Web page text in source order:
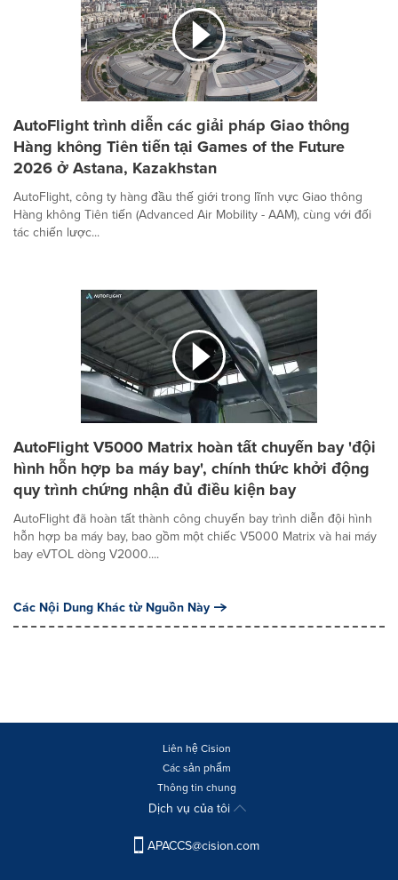
AutoFlight trình diễn các giải pháp Giao thông
Hàng không Tiên tiến tại Games of the Future
2026 ở Astana, Kazakhstan
AutoFlight, công ty hàng đầu thế giới trong lĩnh vực Giao thông
Hàng không Tiên tiến (Advanced Air Mobility - AAM), cùng với đối
tác chiến lược...
AutoFlight V5000 Matrix hoàn tất chuyến bay 'đội
hình hỗn hợp ba máy bay', chính thức khởi động
quy trình chứng nhận đủ điều kiện bay
AutoFlight đã hoàn tất thành công chuyến bay trình diễn đội hình
hỗn hợp ba máy bay, bao gồm một chiếc V5000 Matrix và hai máy
bay eVTOL dòng V2000....
Các Nội Dung Khác từ Nguồn Này
Liên hệ Cision
Các sản phẩm
Thông tin chung
Dịch vụ của tôi
APACCS@cision.com